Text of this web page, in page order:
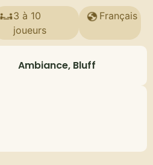
3 à 10
joueurs
Français
Ambiance, Bluff